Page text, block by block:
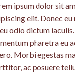
ipsum dolor sit
elit. Donec eu
odio dictum
pharetra eu
Morbi egestas
ac posuere